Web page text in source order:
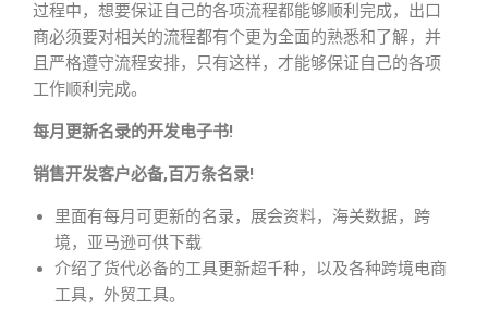
过程中，想要保证自己的各项流程都能够顺利完成，出口
商必须要对相关的流程都有个更为全面的熟悉和了解，并
且严格遵守流程安排，只有这样，才能够保证自己的各项
工作顺利完成。
每月更新名录的开发电子书!
销售开发客户必备,百万条名录!
里面有每月可更新的名录，展会资料，海关数据，跨
境，亚马逊可供下载
介绍了货代必备的工具更新超千种，以及各种跨境电商
工具，外贸工具。